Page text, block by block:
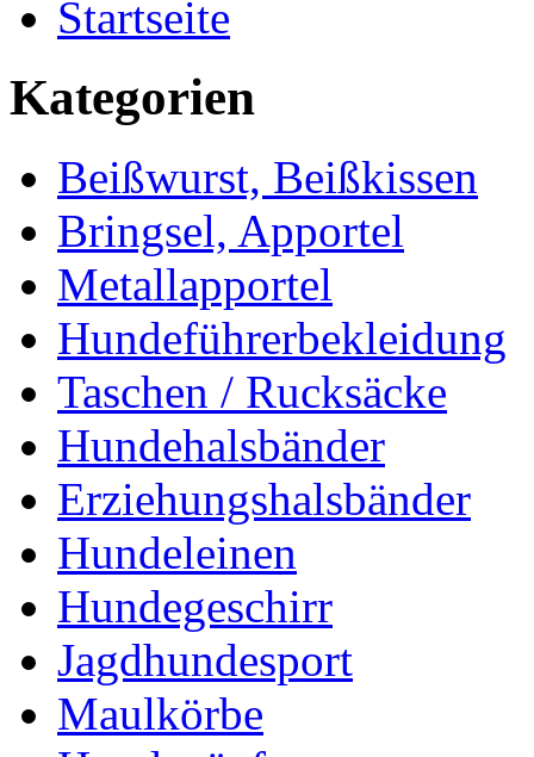
Startseite
Kategorien
Beißwurst, Beißkissen
Bringsel, Apportel
Metallapportel
Hundeführerbekleidung
Taschen / Rucksäcke
Hundehalsbänder
Erziehungshalsbänder
Hundeleinen
Hundegeschirr
Jagdhundesport
Maulkörbe